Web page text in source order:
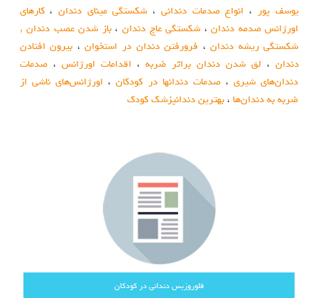
یوسف پور
، انواع صدمات دندانی ، شکستگی مینای دندان ،کارهای
اورژانس صدمه دندان، شکستگی عاج دندان ،باز شدن عصب دندان ,
شکستگی ریشه دندان، فرورفتن دندان در استخوان، بیرون افتادن
دندان ، لق شدن دندان براثر ضربه ، اقدامات اورژانس ،صدمات
دندان‌های شیری،صدمات دندانها در کودکان، اورژانس‌هاي ناشي از
ضربه به دندان‌ها، بهترین دندانپزشک کودک
فلوروزیس دندانی در کودکان